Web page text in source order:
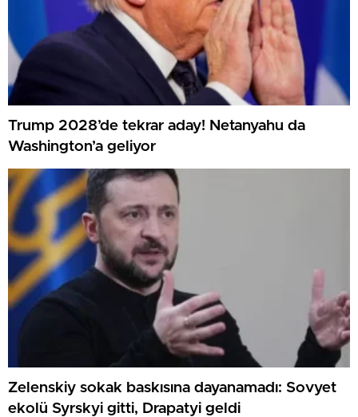
Trump 2028’de tekrar aday! Netanyahu da
Washington’a geliyor
Zelenskiy sokak baskısına dayanamadı: Sovyet
ekolü Syrskyi gitti, Drapatyi geldi